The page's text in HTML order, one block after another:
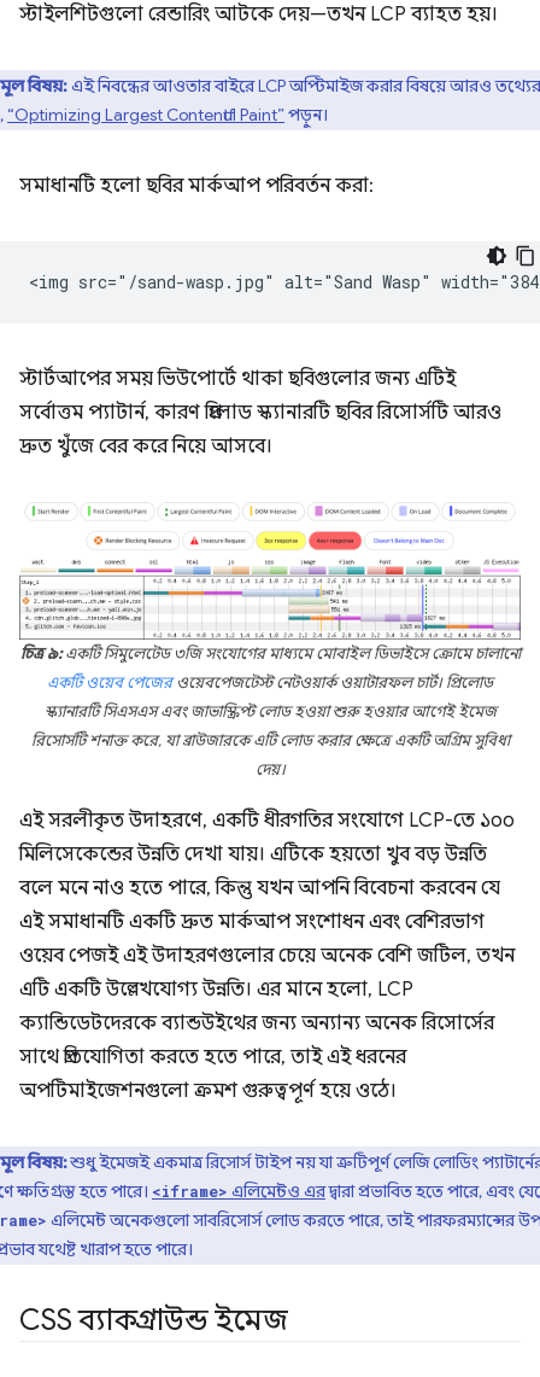
স্টাইলশিটগুলো রেন্ডারিং আটকে দেয়—তখন LCP ব্যাহত হয়।
মূল বিষয়:এই নিবন্ধের আওতার বাইরে LCP অপ্টিমাইজ করার বিষয়ে আরও তথ্যের
“Optimizing Largest Contentful Paint”পড়ুন।
সমাধানটি হলো ছবির মার্কআপ পরিবর্তন করা:
স্টার্টআপের সময় ভিউপোর্টে থাকা ছবিগুলোর জন্য এটিই
সর্বোত্তম প্যাটার্ন, কারণ প্রিলোড স্ক্যানারটি ছবির রিসোর্সটি আরও
দ্রুত খুঁজে বের করে নিয়ে আসবে।
চিত্র ৯:একটি সিমুলেটেড ৩জি সংযোগের মাধ্যমে মোবাইল ডিভাইসে ক্রোমে চালানো
একটি ওয়েব পেজেরওয়েবপেজটেস্ট নেটওয়ার্ক ওয়াটারফল চার্ট। প্রিলোড
স্ক্যানারটি সিএসএস এবং জাভাস্ক্রিপ্ট লোড হওয়া শুরু হওয়ার আগেই ইমেজ
রিসোর্সটি শনাক্ত করে, যা ব্রাউজারকে এটি লোড করার ক্ষেত্রে একটি অগ্রিম সুবিধা
দেয়।
এই সরলীকৃত উদাহরণে, একটি ধীরগতির সংযোগে LCP-তে ১০০
মিলিসেকেন্ডের উন্নতি দেখা যায়। এটিকে হয়তো খুব বড় উন্নতি
বলে মনে নাও হতে পারে, কিন্তু যখন আপনি বিবেচনা করবেন যে
এই সমাধানটি একটি দ্রুত মার্কআপ সংশোধন এবং বেশিরভাগ
ওয়েব পেজই এই উদাহরণগুলোর চেয়ে অনেক বেশি জটিল, তখন
এটি একটি উল্লেখযোগ্য উন্নতি। এর মানে হলো, LCP
ক্যান্ডিডেটদেরকে ব্যান্ডউইথের জন্য অন্যান্য অনেক রিসোর্সের
সাথে প্রতিযোগিতা করতে হতে পারে, তাই এই ধরনের
অপটিমাইজেশনগুলো ক্রমশ গুরুত্বপূর্ণ হয়ে ওঠে।
মূল বিষয়:শুধু ইমেজই একমাত্র রিসোর্স টাইপ নয় যা ত্রুটিপূর্ণ লেজি লোডিং
ক্ষতিগ্রস্ত হতে পারে। <iframe> এলিমেন্টও এরদ্বারা প্রভাবিত হতে পারে, এবং
এলিমেন্ট অনেকগুলো সাবরিসোর্স লোড করতে পারে, তাই পারফরম্যান্সের
যথেষ্ট খারাপ হতে পারে।
CSS ব্যাকগ্রাউন্ড ইমেজ